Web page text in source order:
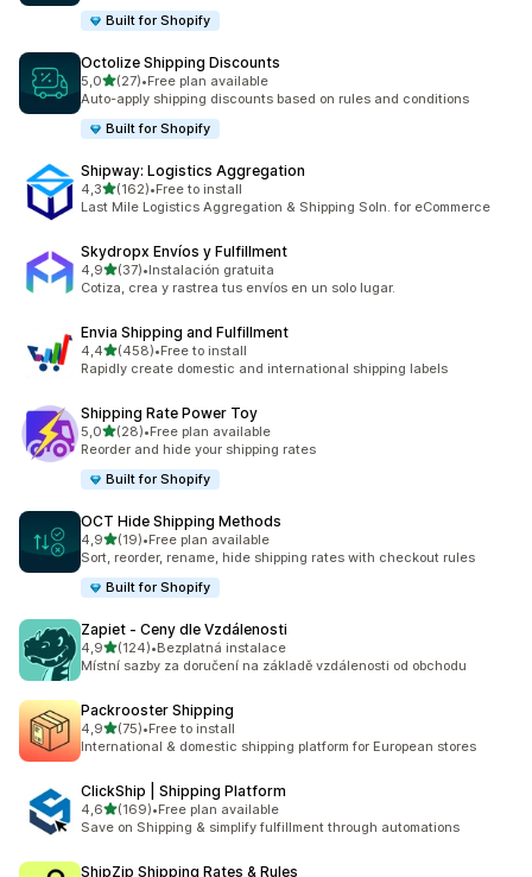
Built for Shopify
Octolize Shipping Discounts
5,0z 5 hvězd
(27)
Celkový počet recenzí: 27
•Free plan available
Auto-apply shipping discounts based on rules and conditions
Built for Shopify
Shipway: Logistics Aggregation
4,3z 5 hvězd
(162)
Celkový počet recenzí: 162
•Free to install
Last Mile Logistics Aggregation & Shipping Soln. for eCommerce
Skydropx Envíos y Fulfillment
4,9z 5 hvězd
(37)
Celkový počet recenzí: 37
•Instalación gratuita
Cotiza, crea y rastrea tus envíos en un solo lugar.
Envia Shipping and Fulfillment
4,4z 5 hvězd
(458)
Celkový počet recenzí: 458
•Free to install
Rapidly create domestic and international shipping labels
Shipping Rate Power Toy
5,0z 5 hvězd
(28)
Celkový počet recenzí: 28
•Free plan available
Reorder and hide your shipping rates
Built for Shopify
OCT Hide Shipping Methods
4,9z 5 hvězd
(19)
Celkový počet recenzí: 19
•Free plan available
Sort, reorder, rename, hide shipping rates with checkout rules
Built for Shopify
Zapiet ‑ Ceny dle Vzdálenosti
4,9z 5 hvězd
(124)
Celkový počet recenzí: 124
•Bezplatná instalace
Místní sazby za doručení na základě vzdálenosti od obchodu
Packrooster Shipping
4,9z 5 hvězd
(75)
Celkový počet recenzí: 75
•Free to install
International & domestic shipping platform for European stores
ClickShip | Shipping Platform
4,6z 5 hvězd
(169)
Celkový počet recenzí: 169
•Free plan available
Save on Shipping & simplify fulfillment through automations
ShipZip Shipping Rates & Rules